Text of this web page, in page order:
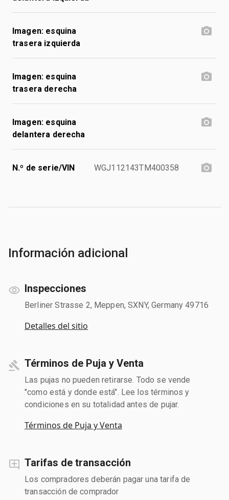
Imagen: esquina
trasera izquierda
Imagen: esquina
trasera derecha
Imagen: esquina
delantera derecha
N.º de serie/VIN WGJ112143TM400358
Información adicional
Inspecciones
Berliner Strasse 2, Meppen, SXNY, Germany 49716
Detalles del sitio
Términos de Puja y Venta
Las pujas no pueden retirarse. Todo se vende
"como está y donde está". Lee los términos y
condiciones en su totalidad antes de pujar.
Términos de Puja y Venta
Tarifas de transacción
Los compradores deberán pagar una tarifa de
transacción de comprador